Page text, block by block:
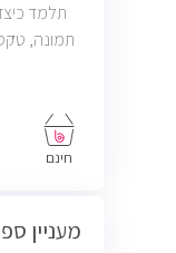
תלמד
תמונה,
חינם
מעניין